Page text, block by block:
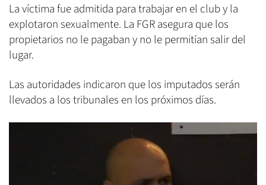
La víctima fue admitida para trabajar en el club y la
explotaron sexualmente. La FGR asegura que los
propietarios no le pagaban y no le permitían salir del
lugar.
Las autoridades indicaron que los imputados serán
llevados a los tribunales en los próximos días.